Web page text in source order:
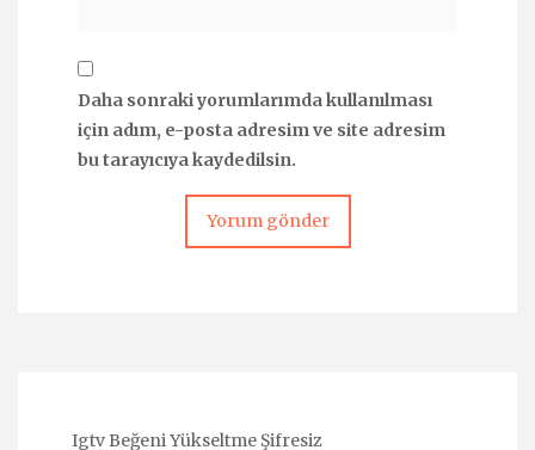
Daha sonraki yorumlarımda kullanılması
için adım, e-posta adresim ve site adresim
bu tarayıcıya kaydedilsin.
Igtv Beğeni Yükseltme Şifresiz